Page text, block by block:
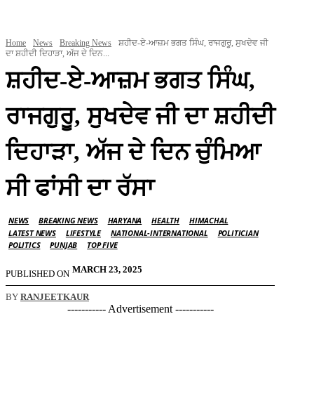
Home News Breaking News
ਸ਼ਹੀਦ-ਏ-ਆਜ਼ਮ ਭਗਤ ਸਿੰਘ, ਰਾਜਗੁਰੂ, ਸੁਖਦੇਵ ਜੀ
ਦਾ ਸ਼ਹੀਦੀ ਦਿਹਾੜਾ, ਅੱਜ ਦੇ ਦਿਨ...
ਸ਼ਹੀਦ-ਏ-ਆਜ਼ਮ ਭਗਤ ਸਿੰਘ,
ਰਾਜਗੁਰੂ, ਸੁਖਦੇਵ ਜੀ ਦਾ ਸ਼ਹੀਦੀ
ਦਿਹਾੜਾ, ਅੱਜ ਦੇ ਦਿਨ ਚੁੰਮਿਆ
ਸੀ ਫਾਂਸੀ ਦਾ ਰੱਸਾ
NEWS BREAKING NEWS HARYANA HEALTH
HIMACHAL
LATEST NEWS
LIFESTYLE NATIONAL-INTERNATIONAL
POLITICIAN
POLITICS
PUNJAB TOP FIVE
PUBLISHED ON MARCH 23, 2025
BY RANJEETKAUR
----------- Advertisement -----------